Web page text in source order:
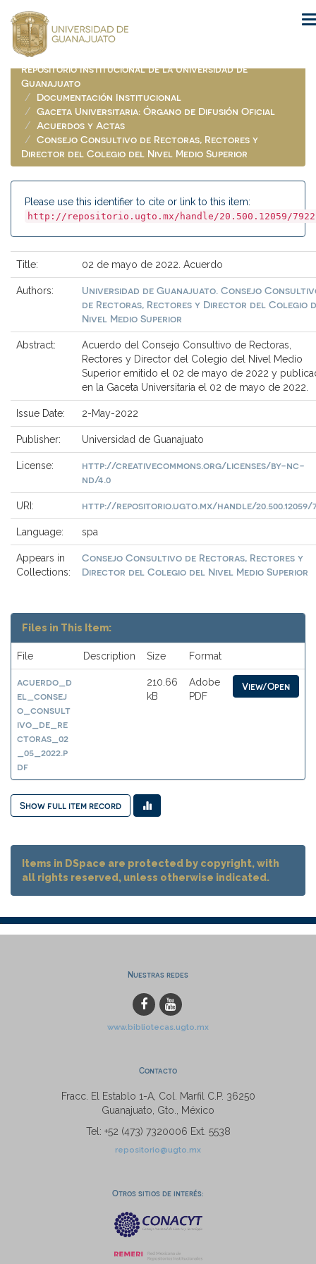
navigation
Repositorio Institucional de la Universidad de
Guanajuato
Documentación Institucional
Gaceta Universitaria: Órgano de Difusión Oficial
Acuerdos y Actas
Consejo Consultivo de Rectoras, Rectores y
Director del Colegio del Nivel Medio Superior
Please use this identifier to cite or link to this item:
http://repositorio.ugto.mx/handle/20.500.12059/7922
Title: 02 de mayo de 2022. Acuerdo
Authors:
Universidad de Guanajuato. Consejo
de Rectoras, Rectores y Director del Colegio
Nivel Medio Superior
Abstract:
Acuerdo del Consejo Consultivo de Rectoras,
Rectores y Director del Colegio del Nivel Medio
Superior emitido el 02 de mayo de 2022 y
en la Gaceta Universitaria el 02 de mayo de 2022.
Issue Date: 2-May-2022
Publisher: Universidad de Guanajuato
License:
http://creativecommons.org/licenses/by-nc-
nd/4.0
URI: http://repositorio.ugto.mx/handle/20.500.12059/
Language: spa
Appears in
Collections:
Consejo Consultivo de Rectoras, Rectores y
Director del Colegio del Nivel Medio Superior
Files in This Item:
File Description Size Format
acuerdo_d
el_consej
o_consult
ivo_de_re
ctoras_02
_05_2022.p
df
210.66
kB
Adobe
PDF
View/Open
Show full item record
Items in DSpace are protected by copyright, with
all rights reserved, unless otherwise indicated.
Nuestras redes
www.bibliotecas.ugto.mx
Contacto
Fracc. El Establo 1-A, Col. Marfil C.P. 36250
Guanajuato, Gto., México
Tel: +52 (473) 7320006 Ext. 5538
repositorio@ugto.mx
Otros sitios de interés: